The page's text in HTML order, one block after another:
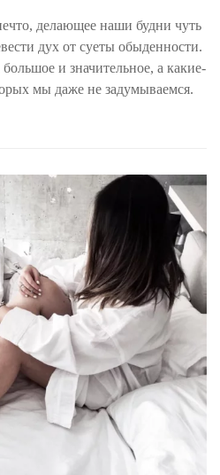
делающее наши будни чуть
дух от суеты обыденности.
и значительное, а какие-
мы даже не задумываемся.